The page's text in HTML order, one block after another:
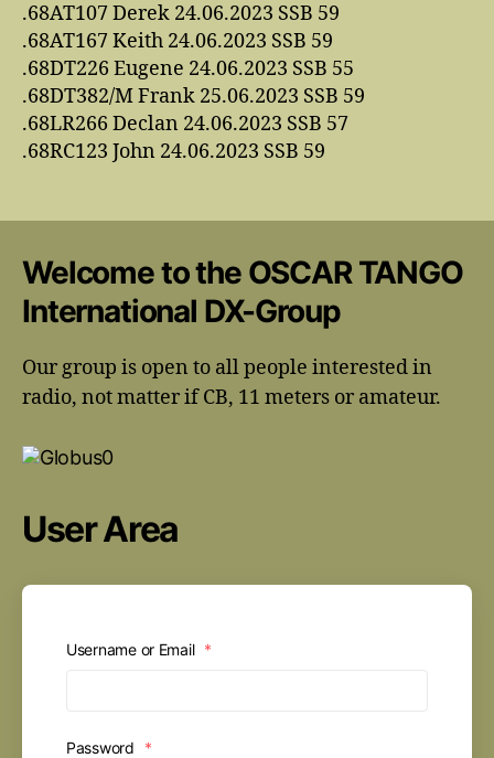
.68AT107 Derek 24.06.2023 SSB 59
.68AT167 Keith 24.06.2023 SSB 59
.68DT226 Eugene 24.06.2023 SSB 55
.68DT382/M Frank 25.06.2023 SSB 59
.68LR266 Declan 24.06.2023 SSB 57
.68RC123 John 24.06.2023 SSB 59
Welcome to the OSCAR TANGO
International DX-Group
Our group is open to all people interested in
radio, not matter if CB, 11 meters or amateur.
User Area
Username or Email *
Password *